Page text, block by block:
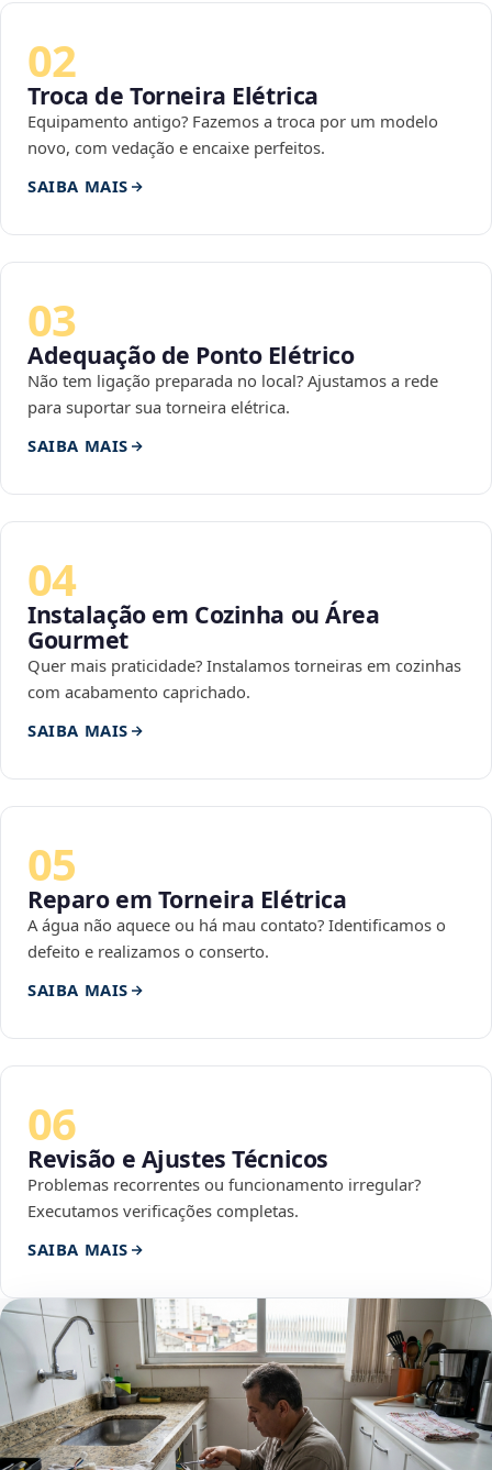
02
Troca de Torneira Elétrica
Equipamento antigo? Fazemos a troca por um modelo
novo, com vedação e encaixe perfeitos.
SAIBA MAIS
03
Adequação de Ponto Elétrico
Não tem ligação preparada no local? Ajustamos a rede
para suportar sua torneira elétrica.
SAIBA MAIS
04
Instalação em Cozinha ou Área
Gourmet
Quer mais praticidade? Instalamos torneiras em cozinhas
com acabamento caprichado.
SAIBA MAIS
05
Reparo em Torneira Elétrica
A água não aquece ou há mau contato? Identificamos o
defeito e realizamos o conserto.
SAIBA MAIS
06
Revisão e Ajustes Técnicos
Problemas recorrentes ou funcionamento irregular?
Executamos verificações completas.
SAIBA MAIS